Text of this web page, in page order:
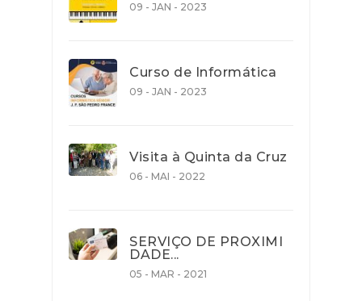
09 - JAN - 2023
Curso de Informática
09 - JAN - 2023
Visita à Quinta da Cruz
06 - MAI - 2022
SERVIÇO DE PROXIMI
DADE...
05 - MAR - 2021